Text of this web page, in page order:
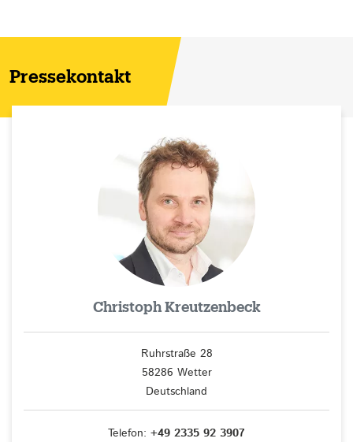
Pressekontakt
Christoph Kreutzenbeck
Ruhrstraße 28
58286 Wetter
Deutschland
Telefon: +49 2335 92 3907